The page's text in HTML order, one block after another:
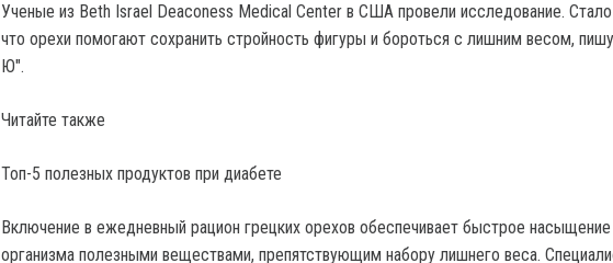
Ученые из Beth Israel Deaconess Medical Center в США провели исследование.
что орехи помогают сохранить стройность фигуры и бороться с лишним весом,
Ю".
Читайте также
Топ-5 полезных продуктов при диабете
Включение в ежедневный рацион грецких орехов обеспечивает быстрое насыщение
организма полезными веществами, препятствующим набору лишнего веса.